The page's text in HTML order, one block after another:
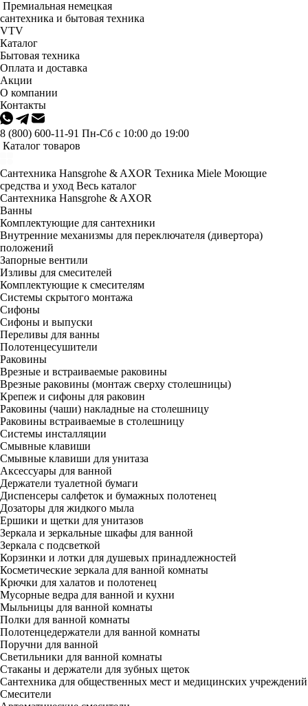
Премиальная немецкая
сантехника и бытовая техника
VTV
Каталог
Бытовая техника
Оплата и доставка
Акции
О компании
Контакты
8 (800) 600-11-91 Пн-Сб с 10:00 до 19:00
Каталог товаров
Сантехника Hansgrohe & AXOR Техника Miele Моющие
средства и уход Весь каталог
Сантехника Hansgrohe & AXOR
Ванны
Комплектующие для сантехники
Внутренние механизмы для переключателя (дивертора)
положений
Запорные вентили
Изливы для смесителей
Комплектующие к смесителям
Системы скрытого монтажа
Сифоны
Сифоны и выпуски
Переливы для ванны
Полотенцесушители
Раковины
Врезные и встраиваемые раковины
Врезные раковины (монтаж сверху столешницы)
Крепеж и сифоны для раковин
Раковины (чаши) накладные на столешницу
Раковины встраиваемые в столешницу
Системы инсталляции
Смывные клавиши
Смывные клавиши для унитаза
Аксессуары для ванной
Держатели туалетной бумаги
Диспенсеры салфеток и бумажных полотенец
Дозаторы для жидкого мыла
Ершики и щетки для унитазов
Зеркала и зеркальные шкафы для ванной
Зеркала с подсветкой
Корзинки и лотки для душевых принадлежностей
Косметические зеркала для ванной комнаты
Крючки для халатов и полотенец
Мусорные ведра для ванной и кухни
Мыльницы для ванной комнаты
Полки для ванной комнаты
Полотенцедержатели для ванной комнаты
Поручни для ванной
Светильники для ванной комнаты
Стаканы и держатели для зубных щеток
Сантехника для общественных мест и медицинских учреждений
Смесители